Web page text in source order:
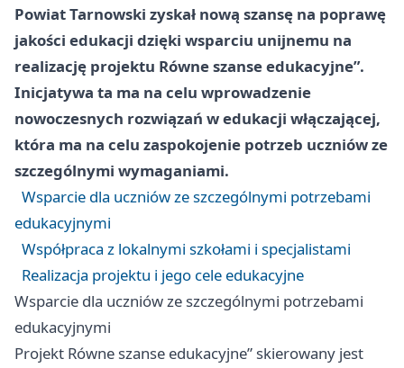
Powiat Tarnowski zyskał nową szansę na poprawę
jakości edukacji dzięki wsparciu unijnemu na
realizację projektu Równe szanse edukacyjne”.
Inicjatywa ta ma na celu wprowadzenie
nowoczesnych rozwiązań w edukacji włączającej,
która ma na celu zaspokojenie potrzeb uczniów ze
szczególnymi wymaganiami.
Wsparcie dla uczniów ze szczególnymi potrzebami
edukacyjnymi
Współpraca z lokalnymi szkołami i specjalistami
Realizacja projektu i jego cele edukacyjne
Wsparcie dla uczniów ze szczególnymi potrzebami
edukacyjnymi
Projekt Równe szanse edukacyjne” skierowany jest